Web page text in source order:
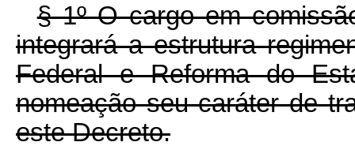
§ 1º O cargo em
integrará a estrutura
Federal e Reforma do
nomeação seu caráter de
este Decreto.